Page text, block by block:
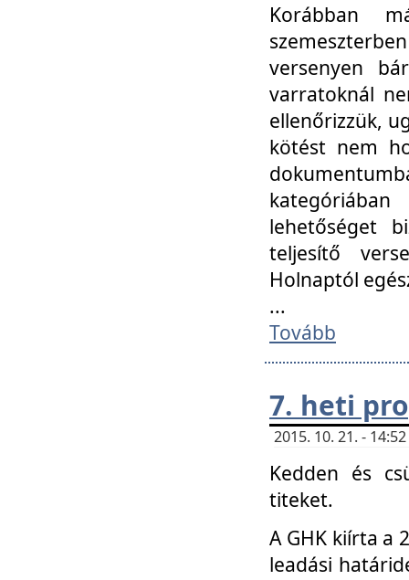
Korábban
versenyen
varratoknál
ellenőrizzük,
kötést nem
lehetőséget
teljesítő
Holnaptól
...
Tovább
7. heti
2015. 10. 21. -
Kedden és
titeket.
A GHK kiírta a
leadási